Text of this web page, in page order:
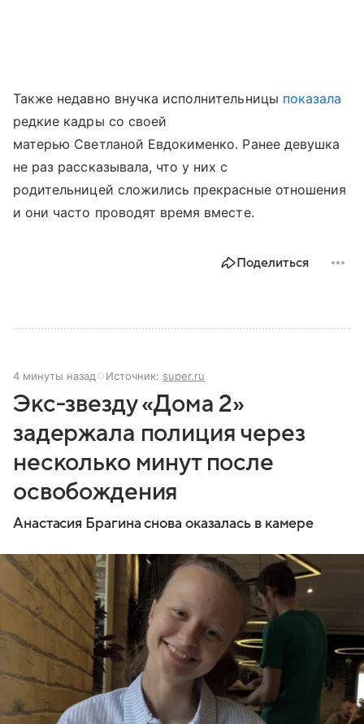
Также недавно внучка исполнительницы показала
редкие кадры со своей
матерью Светланой Евдокименко. Ранее девушка
не раз рассказывала, что у них с
родительницей сложились прекрасные отношения
и они часто проводят время вместе.
Поделиться
4 минуты назад Источник: super.ru
Экс‑звезду «Дома 2»
задержала полиция через
несколько минут после
освобождения
Анастасия Брагина снова оказалась в камере